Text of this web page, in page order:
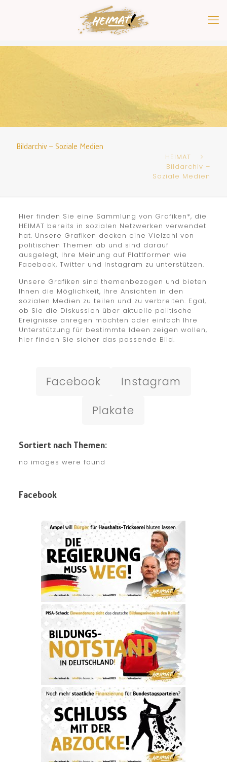
Bildarchiv – Soziale Medien
HEIMAT
Bildarchiv –
Soziale Medien
Hier finden Sie eine Sammlung von Grafiken*, die
HEIMAT bereits in sozialen Netzwerken verwendet
hat. Unsere Grafiken decken eine Vielzahl von
politischen Themen ab und sind darauf
ausgelegt, Ihre Meinung auf Plattformen wie
Facebook, Twitter und Instagram zu unterstützen.
Unsere Grafiken sind themenbezogen und bieten
Ihnen die Möglichkeit, Ihre Ansichten in den
sozialen Medien zu teilen und zu verbreiten. Egal,
ob Sie die Diskussion über aktuelle politische
Ereignisse anregen möchten oder einfach Ihre
Unterstützung für bestimmte Ideen zeigen wollen,
hier finden Sie sicher das passende Bild.
Facebook
Instagram
Plakate
Sortiert nach Themen:
no images were found
Facebook